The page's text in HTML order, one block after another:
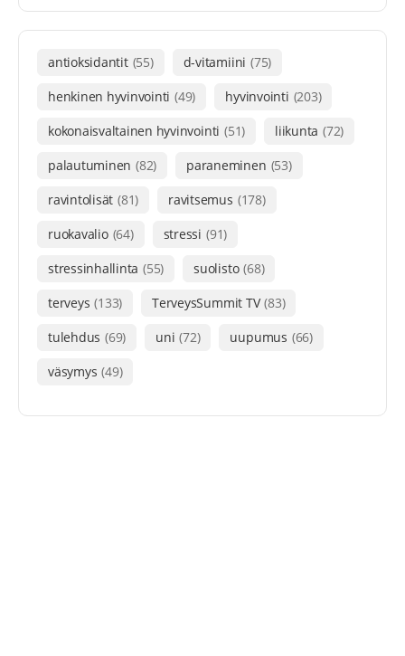
antioksidantit (55) d-vitamiini (75)
henkinen hyvinvointi (49) hyvinvointi (203)
kokonaisvaltainen hyvinvointi (51) liikunta (72)
palautuminen (82) paraneminen (53)
ravintolisät (81) ravitsemus (178)
ruokavalio (64) stressi (91)
stressinhallinta (55) suolisto (68)
terveys (133) TerveysSummit TV (83)
tulehdus (69) uni (72) uupumus (66)
väsymys (49)